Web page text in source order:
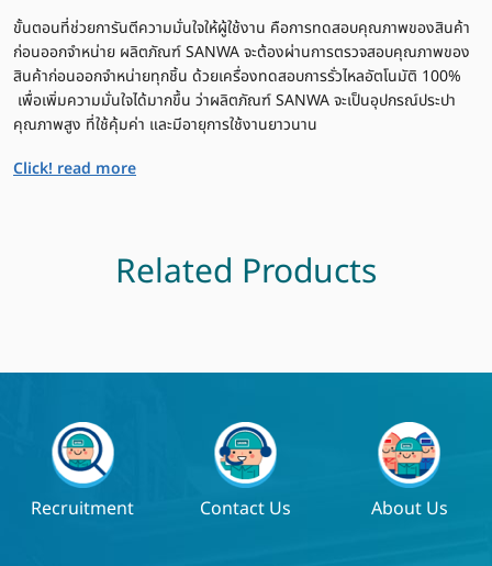
ขั้นตอนที่ช่วยการันตีความมั่นใจให้ผู้ใช้งาน คือการทดสอบคุณภาพของสินค้า
ก่อนออกจำหน่าย ผลิตภัณฑ์ SANWA จะต้องผ่านการตรวจสอบคุณภาพของ
สินค้าก่อนออกจำหน่ายทุกชิ้น ด้วยเครื่องทดสอบการรั่วไหลอัตโนมัติ 100%
เพื่อเพิ่มความมั่นใจได้มากขึ้น ว่าผลิตภัณฑ์ SANWA จะเป็นอุปกรณ์ประปา
คุณภาพสูง ที่ใช้คุ้มค่า และมีอายุการใช้งานยาวนาน
Click! read more
Related Products
Recruitment Contact Us About Us